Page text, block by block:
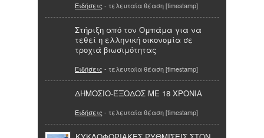
Ειδήσεις - τελευταία θέαση [timestamp]
Στήριξη από τον Ομπάμα για να
τεθεί η ελληνική οικονομία σε
τροχιά βιωσιμότητας
Ειδήσεις - τελευταία θέαση [timestamp]
ΔΗΜΟΣΙΟ-ΈΞΟΔΟΣ ΜΕ 18 ΧΡΟΝΙΑ
Ειδήσεις - τελευταία θέαση [timestamp]